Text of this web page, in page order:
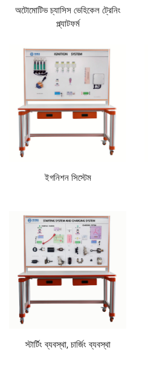
অটোমোটিভ চ্যাসিস ভেহিকেল ট্রেনিং
প্ল্যাটফর্ম
ইগনিশন সিস্টেম
স্টার্টিং ব্যবস্থা, চার্জিং ব্যবস্থা